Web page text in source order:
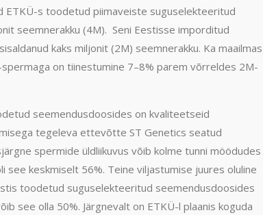
ETKÜ-s toodetud piimaveiste suguselekteeritud
seemnerakku (4M). Seni Eestisse imporditud
kaks miljonit (2M) seemnerakku. Ka maailmas
on tiinestumine 7–8% parem võrreldes 2M-
seemendusdoosides on kvaliteetseid
tegeleva ettevõtte ST Genetics seatud
spermide üldliikuvus võib kolme tunni möödudes
see keskmiselt 56%. Teine viljastumise juures oluline
toodetud suguselekteeritud seemendusdoosides
see olla 50%. Järgnevalt on ETKÜ-l plaanis koguda